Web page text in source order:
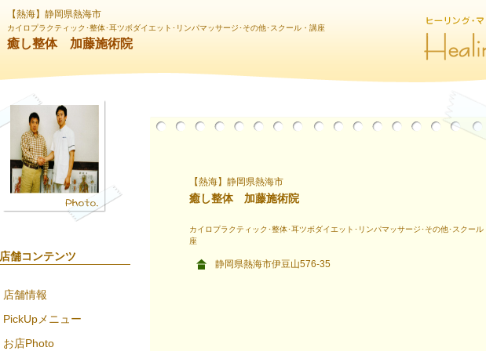
【熱海】静岡県熱海市
カイロプラクティック･整体･耳ツボダイエット･リンパマッサージ･その他･スクール・講座
癒し整体 加藤施術院
店舗コンテンツ
店舗情報
PickUpメニュー
お店Photo
【熱海】静岡県熱海市
癒し整体 加藤施術院
カイロプラクティック･整体･耳ツボダイエット･リンパマッサージ･その他･スクール
座
静岡県熱海市伊豆山576-35